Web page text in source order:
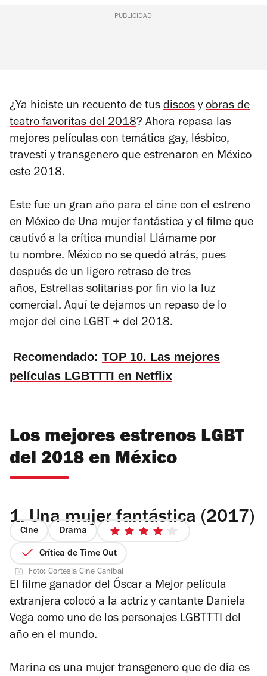
PUBLICIDAD
¿Ya hiciste un recuento de tus discos y obras de
teatro favoritas del 2018? Ahora repasa las
mejores películas con temática gay, lésbico,
travesti y transgenero que estrenaron en México
este 2018.
Este fue un gran año para el cine con el estreno
en México de Una mujer fantástica y el filme que
cautivó a la crítica mundial Llámame por
tu nombre. México no se quedó atrás, pues
después de un ligero retraso de tres
años, Estrellas solitarias por fin vio la luz
comercial. Aquí te dejamos un repaso de lo
mejor del cine LGBT + del 2018.
Recomendado: TOP 10. Las mejores
películas LGBTTTI en Netflix
Los mejores estrenos LGBT
del 2018 en México
1. Una mujer fantástica (2017)
Cine Drama
4
estrellas
Crítica de Time Out
Foto: Cortesía Cine Caníbal
El filme ganador del Óscar a Mejor película
extranjera colocó a la actriz y cantante Daniela
Vega como uno de los personajes LGBTTTI del
año en el mundo.
Marina es una mujer transgenero que de día es